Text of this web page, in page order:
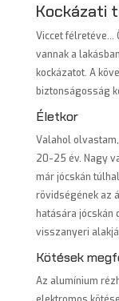
Kockázati
Viccet félretéve…
vannak a
kockázatot. A
biztonságosság
Életkor
Valahol
20-25 év. Nagy
már jócskán
rövidségének az
hatására jócskán
visszanyeri
Kötések
Az alumínium